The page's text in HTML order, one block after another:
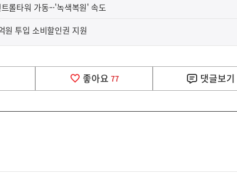
롤타워 가동···'녹색복원' 속도
원 투입 소비할인권 지원
좋아요 77 댓글보기